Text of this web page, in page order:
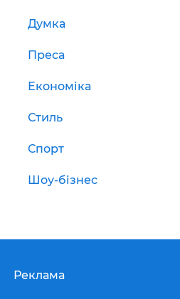
Думка
Преса
Економіка
Стиль
Спорт
Шоу-бізнес
Реклама